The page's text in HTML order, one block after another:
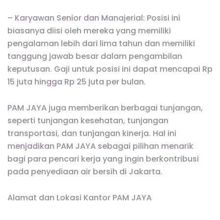
– Karyawan Senior dan Manajerial: Posisi ini
biasanya diisi oleh mereka yang memiliki
pengalaman lebih dari lima tahun dan memiliki
tanggung jawab besar dalam pengambilan
keputusan. Gaji untuk posisi ini dapat mencapai Rp
15 juta hingga Rp 25 juta per bulan.
PAM JAYA juga memberikan berbagai tunjangan,
seperti tunjangan kesehatan, tunjangan
transportasi, dan tunjangan kinerja. Hal ini
menjadikan PAM JAYA sebagai pilihan menarik
bagi para pencari kerja yang ingin berkontribusi
pada penyediaan air bersih di Jakarta.
Alamat dan Lokasi Kantor PAM JAYA